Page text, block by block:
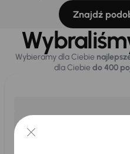
Znajdź
Wybieramy dla Ciebie
dla Ciebiedo 400